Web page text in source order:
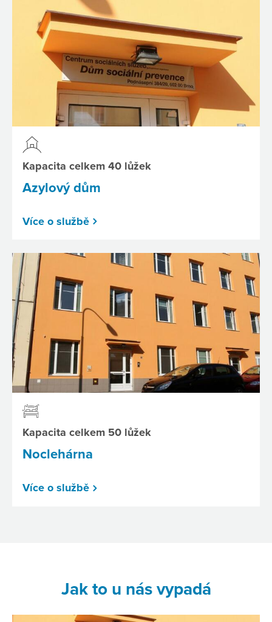
Kapacita celkem 40 lůžek
Azylový dům
Více o službě
Kapacita celkem 50 lůžek
Noclehárna
Více o službě
Jak to u nás vypadá